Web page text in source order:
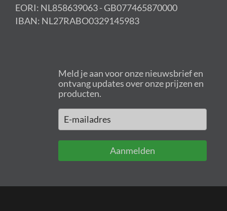
EORI: NL858639063 - GB077465870000
IBAN: NL27RABO0329145983
Meld je aan voor onze nieuwsbrief en
ontvang updates over onze prijzen en
producten.
Aanmelden